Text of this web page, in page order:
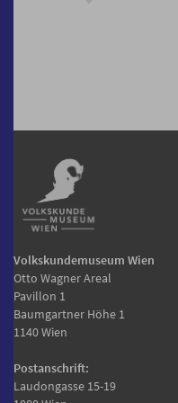
Volkskundemuseum Wien
Otto Wagner Areal
Pavillon 1
Baumgartner Höhe 1
1140 Wien
Postanschrift:
Laudongasse 15-19